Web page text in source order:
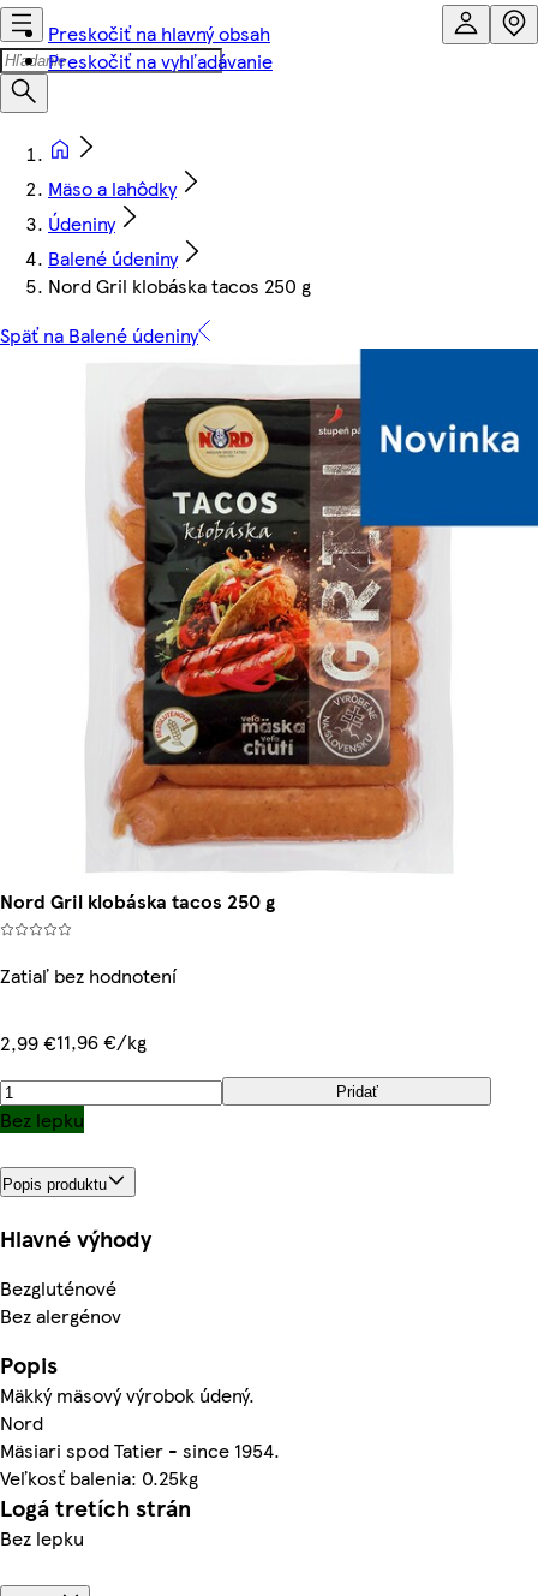
Preskočiť na hlavný obsah
Preskočiť na vyhľadávanie
Mäso a lahôdky
Údeniny
Balené údeniny
Nord Gril klobáska tacos 250 g
Späť na Balené údeniny
Nord Gril klobáska tacos 250 g
Zatiaľ bez hodnotení
2,99 €11,96 €/kg
Pridať
Bez lepku
Popis produktu
Hlavné výhody
Bezgluténové
Bez alergénov
Popis
Mäkký mäsový výrobok údený.
Nord
Mäsiari spod Tatier - since 1954.
Veľkosť balenia: 0.25kg
Logá tretích strán
Bez lepku